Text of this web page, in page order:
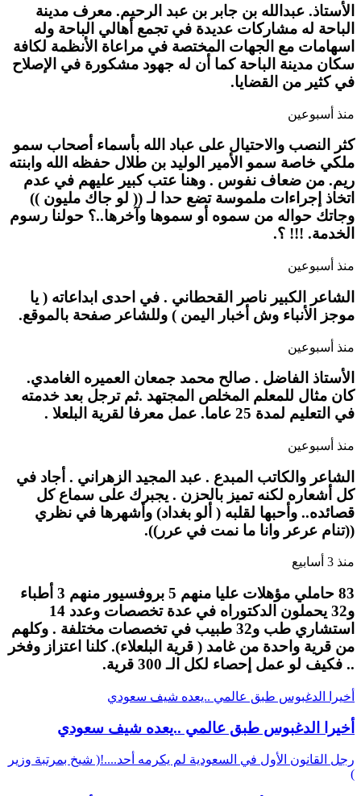
الأستاذ. عبدالله بن جابر بن عبد الرحيم. معرف مدينة
الباحة له مشاركات عديدة في تجمع أهالي الباحة وله
اسهامات مع الجهات المختصة في مراعاة الأنظمة لكافة
سكان مدينة الباحة كما أن له جهود مشكورة في الإصلاح
في كثير من القضايا.
منذ أسبوعين
كثر النصب والاحتيال على عباد الله بأسماء أصحاب سمو
ملكي خاصة سمو الأمير الوليد بن طلال حفظه الله وابنته
ريم. من ضعاف نفوس . وهنا عتب كبير عليهم في عدم
اتخاذ إجراءات ملموسة تضع حدا لـ (( لو جاك مليون ))
وجاتك حواله من سموه أو سموها وآخرها..؟ حولنا رسوم
الخدمة. !!! ؟.
منذ أسبوعين
الشاعر الكبير ناصر القحطاني . في احدى ابداعاته ( يا
موجز الأنباء وش أخبار اليمن ) وللشاعر صفحة بالموقع.
منذ أسبوعين
الأستاذ الفاضل . صالح محمد جمعان العميره الغامدي.
كان مثال للمعلم المخلص المجتهد .ثم ترجل بعد خدمته
في التعليم لمدة 25 عاما. عمل معرفا لقرية البلعلا .
منذ أسبوعين
الشاعر والكاتب المبدع . عبد المجيد الزهراني . أجاد في
كل أشعاره لكنه تميز بالحزن . يجبرك على سماع كل
قصائده.. وأحبها لقلبه ( ألو بغداد) وأشهرها في نظري
((تنام عرعر وانا ما نمت في عرر)).
منذ 3 أسابيع
83 حاملي مؤهلات عليا منهم 5 بروفسيور منهم 3 أطباء
و32 يحملون الدكتوراه في عدة تخصصات وعدد 14
استشاري طب و32 طبيب في تخصصات مختلفة . وكلهم
من قرية واحدة من غامد ( قرية البلعلاء). كلنا اعتزاز وفخر
.. فكيف لو عمل إحصاء لكل الـ 300 قرية.
أخيرا الدغبوس طبق عالمي ..يعده شيف سعودي
أخيرا الدغبوس طبق عالمي ..يعده شيف سعودي
رجل القانون الأول في السعودية لم يكرمه أحد....!( شيخ بمرتبة وزير
)